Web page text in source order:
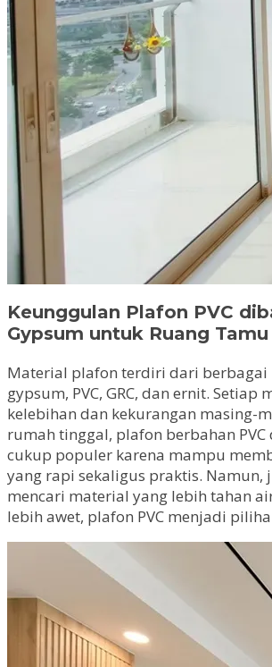
Keunggulan Plafon PVC
Gypsum untuk Ruang Tamu
Material plafon terdiri dari berbagai
gypsum, PVC, GRC, dan ernit.
kelebihan dan kekurangan masing-
rumah tinggal, plafon berbahan PVC
cukup populer karena mampu
yang rapi sekaligus praktis. Namun,
mencari material yang lebih tahan
lebih awet, plafon PVC menjadi